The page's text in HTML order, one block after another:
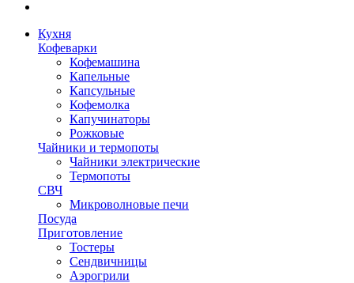
Кухня
Кофеварки
Кофемашина
Капельные
Капсульные
Кофемолка
Капучинаторы
Рожковые
Чайники и термопоты
Чайники электрические
Термопоты
СВЧ
Микроволновые печи
Посуда
Приготовление
Тостеры
Сендвичницы
Аэрогрили